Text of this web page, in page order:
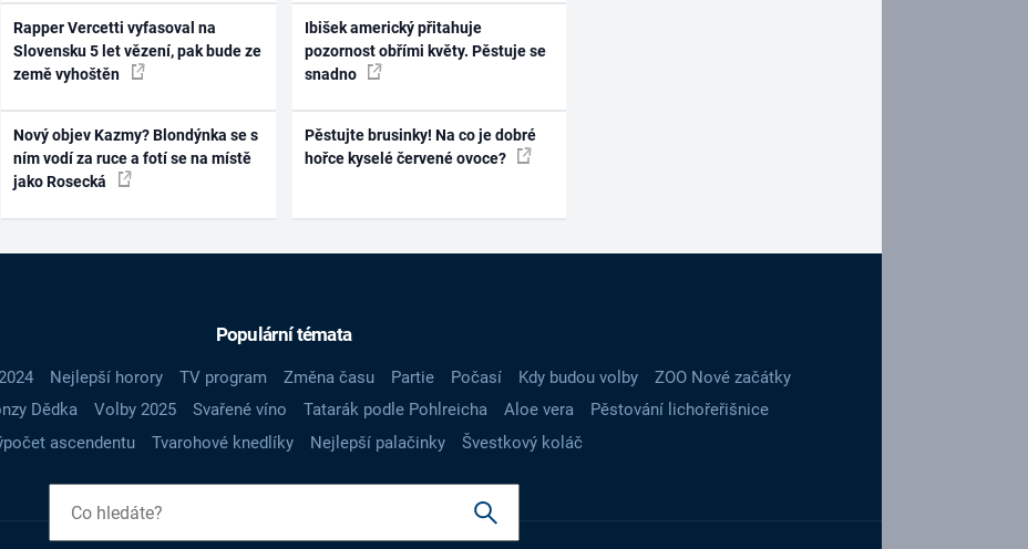
Rapper Vercetti vyfasoval na
Slovensku 5 let vězení, pak bude ze
země vyhoštěn
Nový objev Kazmy? Blondýnka se s
ním vodí za ruce a fotí se na místě
jako Rosecká
Ibišek americký přitahuje
pozornost obřími květy. Pěstuje se
snadno
Pěstujte brusinky! Na co je dobré
hořce kyselé červené ovoce?
Populární témata
Nejlepší horory TV program Změna času Partie Počasí Kdy budou volby
ZOO Nové začátky
Dědka Volby 2025 Svařené víno Tatarák podle Pohlreicha Aloe vera
Pěstování lichořeřišnice
ascendentu
Tvarohové knedlíky Nejlepší palačinky Švestkový koláč